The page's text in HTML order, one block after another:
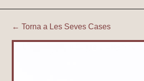
Tiurana | Corral
← Torna a Les Seves Cases